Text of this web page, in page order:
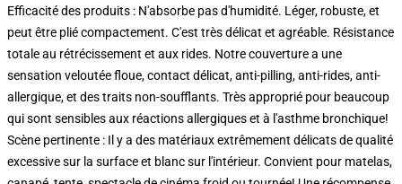
Efficacité des produits : N'absorbe pas d'humidité. Léger, robuste, et
peut être plié compactement. C'est très délicat et agréable. Résistance
totale au rétrécissement et aux rides. Notre couverture a une
sensation veloutée floue, contact délicat, anti-pilling, anti-rides, anti-
allergique, et des traits non-soufflants. Très approprié pour beaucoup
qui sont sensibles aux réactions allergiques et à l'asthme bronchique!
Scène pertinente : Il y a des matériaux extrêmement délicats de qualité
excessive sur la surface et blanc sur l'intérieur. Convient pour matelas,